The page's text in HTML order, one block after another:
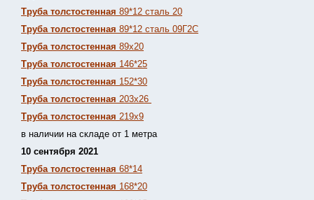
Труба толстостенная 89*12 сталь 20
Труба толстостенная 89*12 сталь 09Г2С
Труба толстостенная 89х20
Труба толстостенная 146*25
Труба толстостенная 152*30
Труба толстостенная 203х26
Труба толстостенная 219х9
в наличии на складе от 1 метра
10 сентября 2021
Труба толстостенная 68*14
Труба толстостенная 168*20